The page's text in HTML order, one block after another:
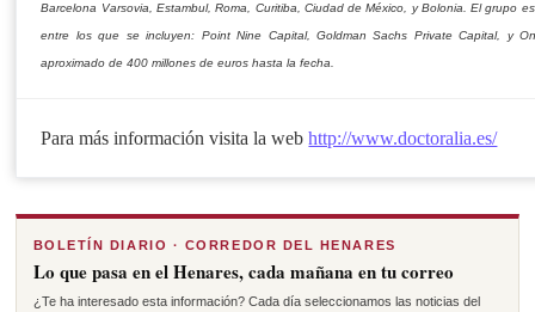
Barcelona Varsovia, Estambul, Roma, Curitiba, Ciudad de México, y Bolonia. El grupo
entre los que se incluyen: Point Nine Capital, Goldman Sachs Private Capital, y
aproximado de 400 millones de euros hasta la fecha.
Para más información visita la webhttp://www.doctoralia.es/
BOLETÍN DIARIO · CORREDOR DEL HENARES
Lo que pasa en el Henares, cada mañana en tu correo
¿Te ha interesado esta información? Cada día seleccionamos las noticias del